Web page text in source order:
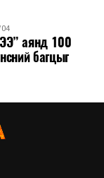
аянд 100
багцыг